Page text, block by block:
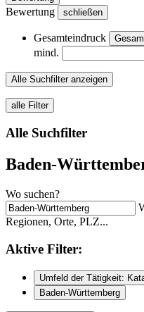
Bewertung schließen
Gesamteindruck
mind.
Alle Suchfilter anzeigen
alle Filter
Alle Suchfilter
Baden-
Wo suchen?
Regionen, Orte, PLZ...
Aktive Filter:
Umfeld der Tätigkeit:
Baden-Württemberg